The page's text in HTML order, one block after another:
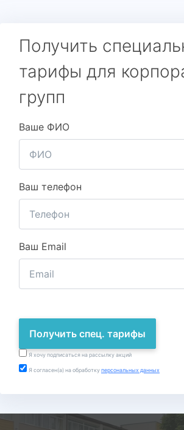
Получить
тарифы для
групп
Ваше ФИО
Ваш телефон
Ваш Email
Получить спец. тарифы
Я хочу подписаться на рассылку акций
Я согласен(а) на обработкуперсональных данных